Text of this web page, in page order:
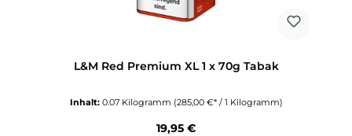
L&M Red Premium XL 1 x 70g Tabak
Inhalt: 0.07 Kilogramm (285,00 €* / 1 Kilogramm)
Regulärer Preis:
19,95 €